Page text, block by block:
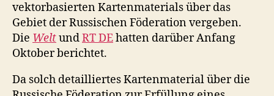
vektorbasierten Kartenmaterials über das
Gebiet der Russischen Föderation vergeben.
Die WeltundRT DEhatten darüber Anfang
Oktober berichtet.
Da solch detailliertes Kartenmaterial über die